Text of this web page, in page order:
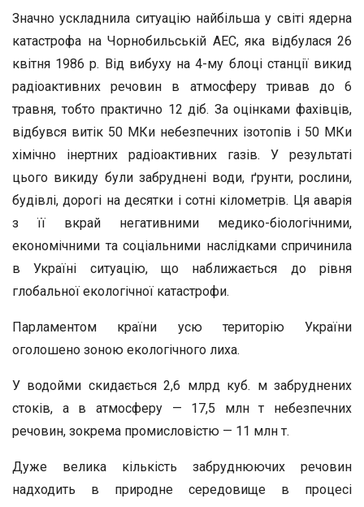
Значно ускладнила ситуацію найбільша у світі ядерна
катастрофа на Чорнобильській АЕС, яка відбулася 26
квітня 1986 р. Від вибуху на 4-му блоці станції викид
радіоактивних речовин в атмосферу тривав до 6
травня, тобто практично 12 діб. За оцінками фахівців,
відбувся витік 50 МКи небезпечних ізотопів і 50 МКи
хімічно інертних радіоактивних газів. У результаті
цього викиду були забруднені води, ґрунти, рослини,
будівлі, дорогі на десятки і сотні кілометрів. Ця аварія
з її вкрай негативними медико-біологічними,
економічними та соціальними наслідками спричинила
в Україні ситуацію, що наближається до рівня
глобальної екологічної катастрофи.
Парламентом країни усю територію України
оголошено зоною екологічного лиха.
У водойми скидається 2,6 млрд куб. м забруднених
стоків, а в атмосферу — 17,5 млн т небезпечних
речовин, зокрема промисловістю — 11 млн т.
Дуже велика кількість забруднюючих речовин
надходить в природне середовище в процесі